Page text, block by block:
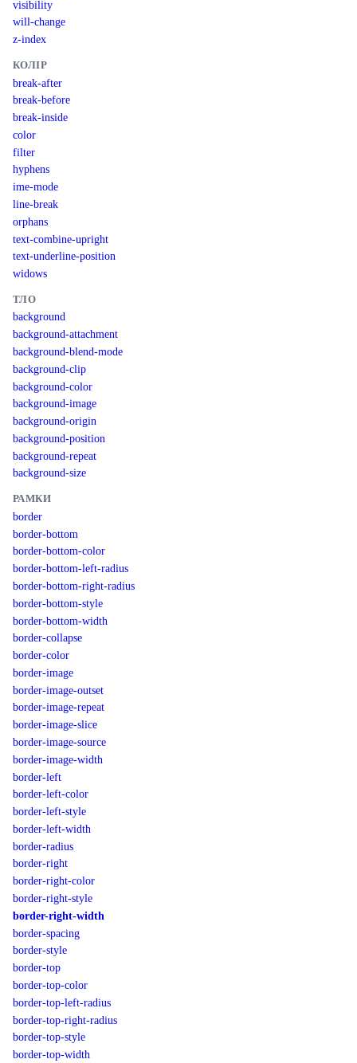
visibility
will-change
z-index
КОЛІР
break-after
break-before
break-inside
color
filter
hyphens
ime-mode
line-break
orphans
text-combine-upright
text-underline-position
widows
ТЛО
background
background-attachment
background-blend-mode
background-clip
background-color
background-image
background-origin
background-position
background-repeat
background-size
РАМКИ
border
border-bottom
border-bottom-color
border-bottom-left-radius
border-bottom-right-radius
border-bottom-style
border-bottom-width
border-collapse
border-color
border-image
border-image-outset
border-image-repeat
border-image-slice
border-image-source
border-image-width
border-left
border-left-color
border-left-style
border-left-width
border-radius
border-right
border-right-color
border-right-style
border-right-width
border-spacing
border-style
border-top
border-top-color
border-top-left-radius
border-top-right-radius
border-top-style
border-top-width